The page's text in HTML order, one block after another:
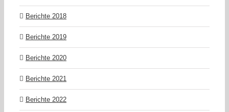
Berichte 2018
Berichte 2019
Berichte 2020
Berichte 2021
Berichte 2022